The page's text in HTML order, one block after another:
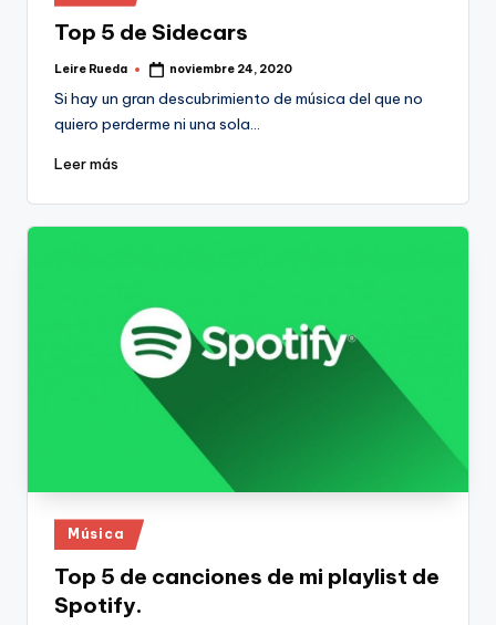
en
Top 5 de Sidecars
Publicado
Leire Rueda noviembre 24, 2020
Si hay un gran descubrimiento de música del que no
quiero perderme ni una sola…
Leer más
Publicado
en
Música
Top 5 de canciones de mi playlist de
Spotify.